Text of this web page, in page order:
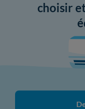
choisir